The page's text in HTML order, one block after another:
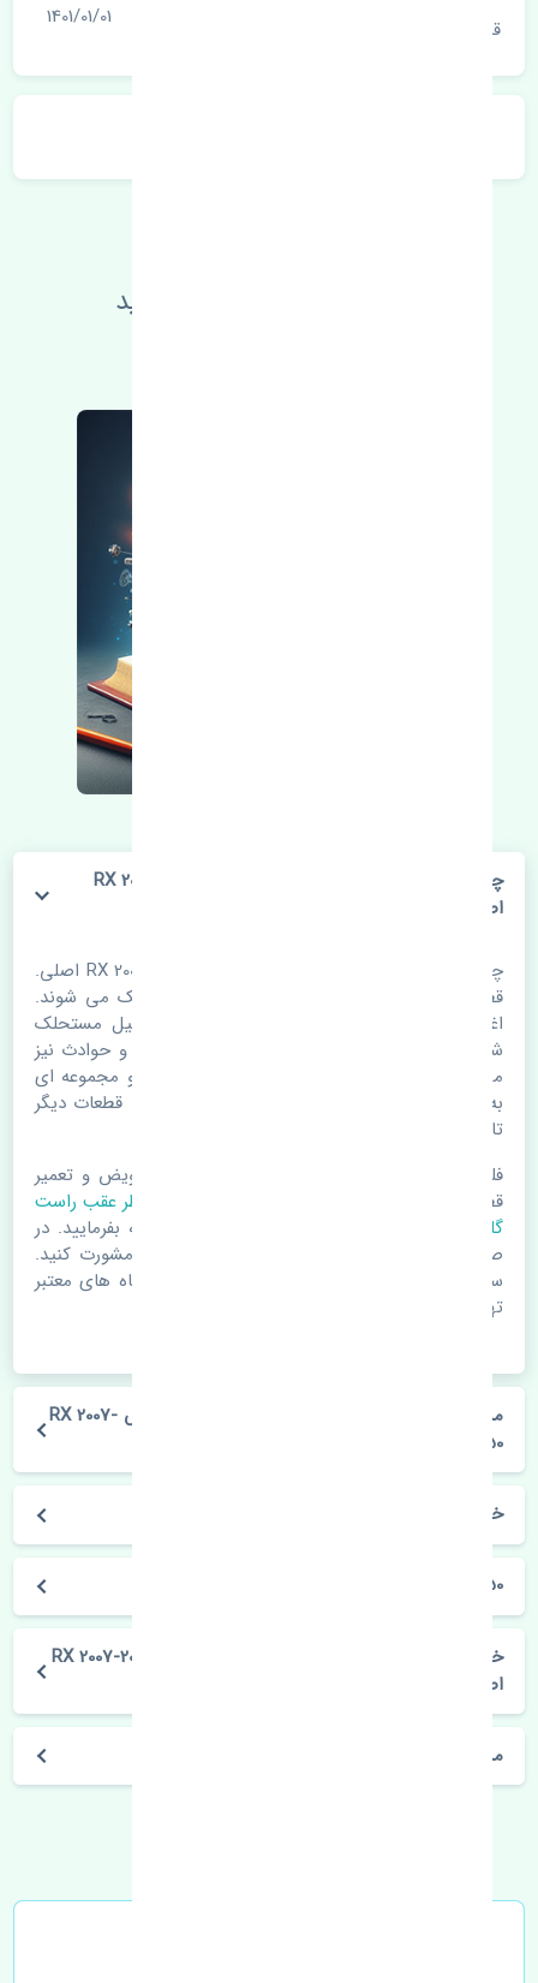
قیمت
1401/01/01
اطلاعات فنی خود را بالا ببرید
چراغ خطر عقب راست گلگیر لکسوس RX 2007-2008 350
اصلی
چراغ خطر عقب راست گلگیر لکسوس RX 2007-2008 350 اصلی.
قطعات خودرو با گذر زمان و طی مسافت مستحلک می شوند.
اغلب اوقات علت اصلی خرابی لوازم یدکی اتومبیل مستحلک
شدن قطعات می باشد. ولی دلایلی مثل تصادفات و حوادث نیز
می تواند عامل تعویض قطعات یدکی باشد. خودرو مجموعه ای
به هم پیوسته می باشد که هر قطعه روی قطعه یا قطعات دیگر
تاثیر مستقیم دارد.
فلذا در صورت خرابی در اسرع زمان نسبت به تعویض و تعمیر
قطعات یدکی اقدام فرمایید. در زمان
خرید چراغ خطر عقب راست
گلگیر
به اصلی بودن و کیفیت قطعات بسیار توجه بفرمایید. در
صورت نیاز با مکانیک و کارشناسان در این زمینه مشورت کنید.
سعی خود را بفرمایید تا قطعات یدکی را از فروشگاه های معتبر
تهیه بفرمایید.
مشخصات فنی چراغ خطر عقب راست گلگیر لکسوس RX 2007-
2008 350 اصلی
خودروسازی لکسوس
RX 2007-2008 350
خرید چراغ خطر عقب راست گلگیر لکسوس RX 2007-2008 350
اصلی
مشخصات فنی اتومبیل